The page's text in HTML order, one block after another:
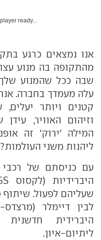
player ready...
אנו נמצאים כרגע
מהתקופה בה מנוע
שבה ככל שהמנוע שלך
עלה מעמדך בחברה.
קטנים ויותר
וזיהום האוויר,
המילה 'ירוק' זה
ליהנות משני העולמות?
עם כניסתם של רכבי
שעליהם לפעול. שיתוף
לבין דיימלר
היברידית
ליתיום-איון.